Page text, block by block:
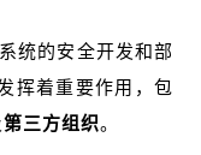
统的安全开发和部
挥着重要作用，包
第三方组织。